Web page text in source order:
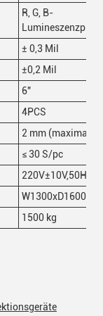
R, G, B-
± 0,3 Mil
±0,2 Mil
6"
4PCS
2 mm (maximal)
≤ 30 S/pc
1500 kg